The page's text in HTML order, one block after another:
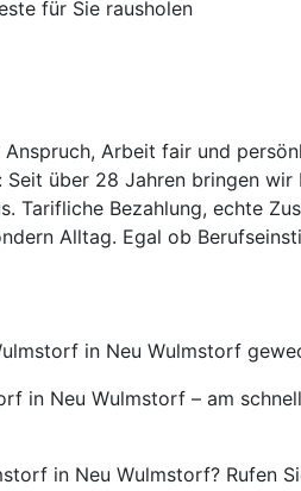
für Sie rausholen
Arbeit fair und
über 28 Jahren bringen wir
Tarifliche Bezahlung, echte
Alltag. Egal ob
in Neu Wulmstorf
in Neu Wulmstorf – am
in Neu Wulmstorf? Rufen